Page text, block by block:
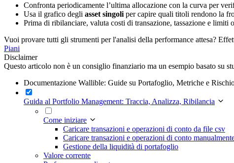
Confronta periodicamente l’ultima allocazione con la curva per
Usa il grafico degli asset singoli per capire quali titoli rendono la
Prima di ribilanciare, valuta costi di transazione, tassazione e
Vuoi provare tutti gli strumenti per l'analisi della performance attesa?
Piani
Disclaimer
Questo articolo non è un consiglio finanziario ma un esempio basato su
Documentazione Wallible: Guide su Portafoglio, Metriche e
Guida al Portfolio Management: Traccia, Analizza, Ribilancia
Come iniziare
Caricare transazioni e operazioni di conto da file csv
Caricare transazioni e operazioni di conto
Gestione della liquidità di portafoglio
Valore corrente